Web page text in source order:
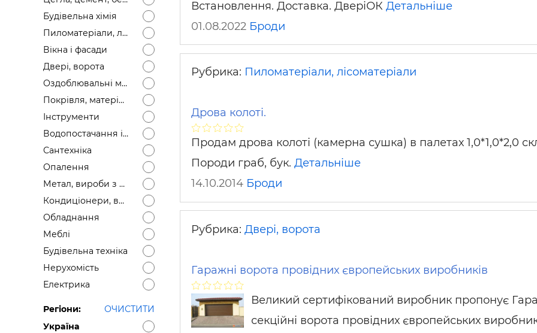
Будівельні і ремонтні послуги
Робота в будівництві
Будівельна хімія
Пиломатеріали, лісоматеріали
Вікна і фасади
Двері, ворота
Оздоблювальні матеріали
Покрівля, матеріали
Інструменти
Водопостачання і каналізація
Сантехніка
Опалення
Метал, вироби з металу
Кондиціонери, вентиляція
Обладнання
Меблі
Будівельна техніка
Нерухомість
Електрика
Регіони:
ОЧИСТИТИ
Україна
Встановлення. Доставка. ДверіОК Детальніше
01.08.2022 Броди
Рубрика: Пиломатеріали, лісоматеріали
Дрова колоті.
Продам дрова колоті (камерна сушка) в палетах 1,0*1,0*2,0
Породи граб, бук. Детальніше
14.10.2014 Броди
Рубрика: Двері, ворота
Гаражні ворота провідних європейських виробників
Великий сертифікований виробник пропонує
секційні ворота провідних європейських